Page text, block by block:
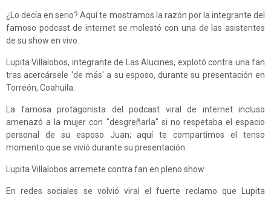
¿Lo decía en serio? Aquí te mostramos la razón por la integrante del
famoso podcast de internet se molestó con una de las asistentes
de su show en vivo.
Lupita Villalobos, integrante de Las Alucines, explotó contra una fan
tras acercársele 'de más' a su esposo, durante su presentación en
Torreón, Coahuila.
La famosa protagonista del podcast viral de internet incluso
amenazó a la mujer con "desgreñarla" si no respetaba el espacio
personal de su esposo Juan; aquí te compartimos el tenso
momento que se vivió durante su presentación.
Lupita Villalobos arremete contra fan en pleno show
En redes sociales se volvió viral el fuerte reclamo que Lupita